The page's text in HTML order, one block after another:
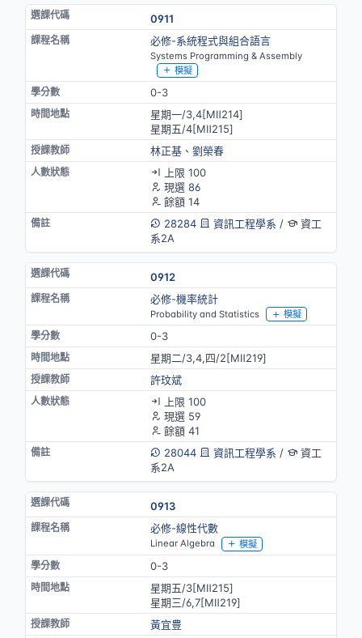
0911
必修-系統程式與組合語言
Systems Programming & Assembly
模擬
0-3
星期一/3,4[MⅡ214]
星期五/4[MⅡ215]
林正基、 劉榮春
上限 100
現選 86
餘額 14
28284
資訊工程學系 /
資工
系2A
0912
必修-機率統計
Probability and Statistics 模擬
0-3
星期二/3,4,四/2[MⅡ219]
許玟斌
上限 100
現選 59
餘額 41
28044
資訊工程學系 /
資工
系2A
0913
必修-線性代數
Linear Algebra 模擬
0-3
星期五/3[MⅡ215]
星期三/6,7[MⅡ219]
黃宜豊